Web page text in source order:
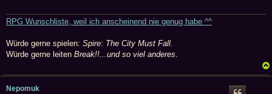
RPG Wunschliste, weil ich anscheinend nie genug habe ^^
Würde gerne spielen: Spire: The City Must Fall
Würde gerne leiten Break!!...und so viel anderes
Nepomuk